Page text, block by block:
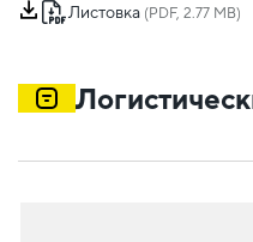
Листовка (PDF, 2.77 MB)